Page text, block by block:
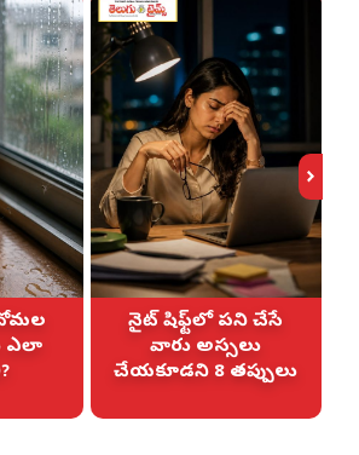
ఎలా
నైట్ షిఫ్ట్‌లో పని చేసే
వారు అస్సలు
చేయకూడని 8 తప్పులు